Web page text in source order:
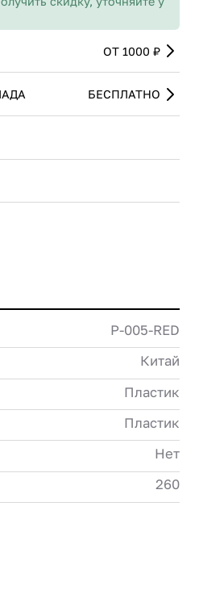
ОТ 1000 ₽
БЕСПЛАТНО
P-005-RED
Китай
Пластик
Пластик
Нет
260